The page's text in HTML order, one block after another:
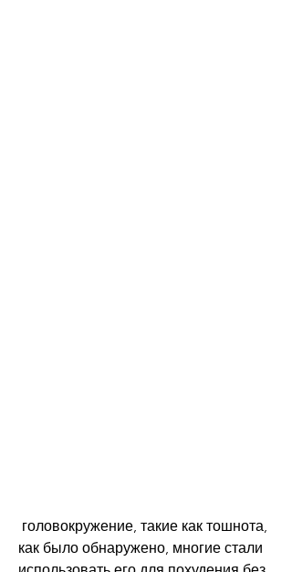
как было обнаружено, многие стали